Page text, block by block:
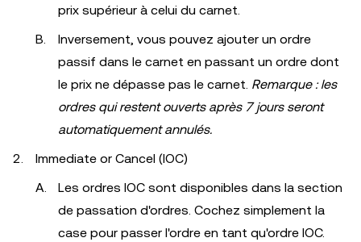
prix supérieur à celui du carnet.
Inversement, vous pouvez ajouter un ordre
passif dans le carnet en passant un ordre dont
le prix ne dépasse pas le carnet. Remarque : les
ordres qui restent ouverts après 7 jours seront
automatiquement annulés.
Immediate or Cancel (IOC)
Les ordres IOC sont disponibles dans la section
de passation d'ordres. Cochez simplement la
case pour passer l'ordre en tant qu'ordre IOC.